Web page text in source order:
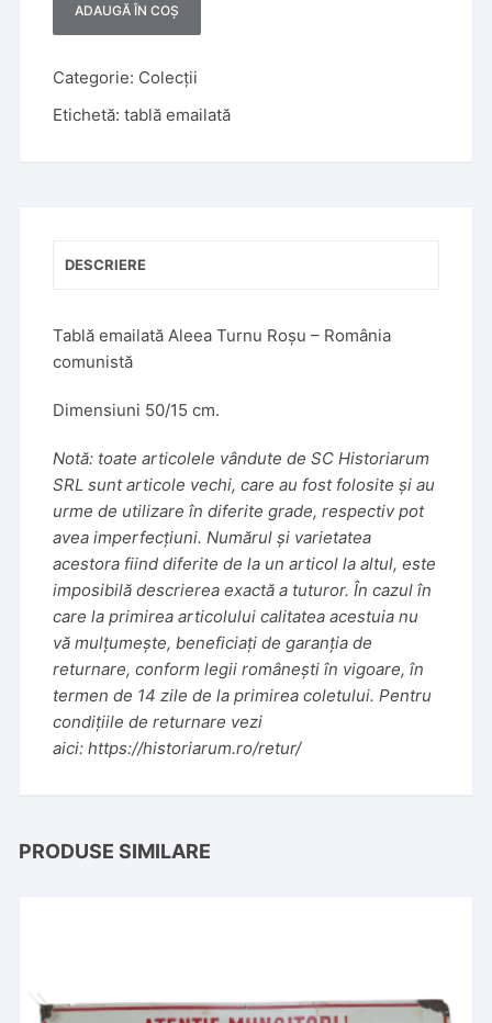
ADAUGĂ ÎN COȘ
t
Categorie: Colecții
Etichetă:tablă emailată
DESCRIERE
Tablă emailată Aleea Turnu Roșu – România
comunistă
Dimensiuni 50/15 cm.
Notă: toate articolele vândute de SC Historiarum
SRL sunt articole vechi, care au fost folosite și au
urme de utilizare în diferite grade, respectiv pot
avea imperfecțiuni. Numărul și varietatea
acestora fiind diferite de la un articol la altul, este
imposibilă descrierea exactă a tuturor. În cazul în
care la primirea articolului calitatea acestuia nu
vă mulțumește, beneficiați de garanția de
returnare, conform legii românești în vigoare, în
termen de 14 zile de la primirea coletului. Pentru
condițiile de returnare vezi
aici:https://historiarum.ro/retur/
PRODUSE SIMILARE